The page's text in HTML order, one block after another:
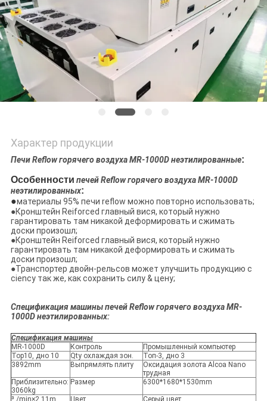
Характер продукции
Печи Reflow горячего воздуха MR-1000D неэтилированные:
Особенности печей Reflow горячего воздуха MR-1000D
неэтилированных:
●материалы 95% печи reflow можно повторно использовать;
●Кронштейн Reiforced главный вися, который нужно
гарантировать там никакой деформировать и сжимать
доски произошл;
●Кронштейн Reiforced главный вися, который нужно
гарантировать там никакой деформировать и сжимать
доски произошл;
●Транспортер двойн-рельсов может улучшить продукцию с
ciency так же, как сохранить силу & цену;
Спецификация машины печей Reflow горячего воздуха MR-
1000D неэтилированных:
Спецификация машины
MR-1000D
Контроль
Промышленный компьютер
Top10, дно 10
Qty охлаждая зон.
Топ-3, дно 3
3892mm
Выпрямлять плиту
Оксидация золота Alcoa Nano
трудная
Приблизительно:
3060kg
Размер 6300*1680*1530mm